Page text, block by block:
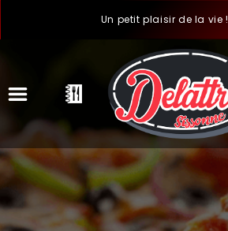
Un petit plaisir de la vie !
ACCUEIL
LA CARTE